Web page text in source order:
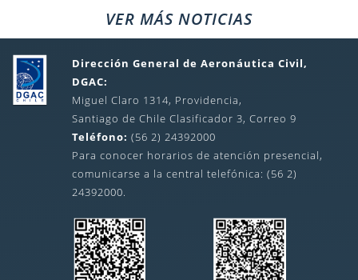
VER MÁS NOTICIAS
Dirección General de Aeronáutica Civil,
DGAC:
Miguel Claro 1314, Providencia,
Santiago de Chile Clasificador 3, Correo 9
Teléfono: (56 2) 24392000
Para conocer horarios de atención presencial,
comunicarse a la central telefónica: (56 2)
24392000.